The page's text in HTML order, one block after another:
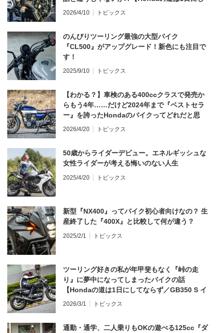
てならず／CB1000F ①第一印象 編】
2026/4/10 トピックス
のんびりツーリング最強の大型バイク
『CL500』がアップグレード！新色にも注目で
す！
2025/9/10 トピックス
【わかる？】車検のある400ccクラスで発売か
らもう4年……だけど2024年まで『ベストセラ
ー』を誇ったHondaのバイクってどれだと思
う？
2026/4/20 トピックス
50歳からライダーデビュー。エネルギッシュな
女性ライダーが考える悔いのない人生
2025/4/20 トピックス
新型『NX400』ってバイク初心者向けなの？ 生
産終了した『400X』と比較して何が違う？
2025/2/1 トピックス
ツーリング好きの私が年甲斐もなく『峠の走
り』に夢中になってしまったバイクの話
【Hondaの道は1日にしてならず／GB350 S イ
ンプレ・レビュー 前編】
2026/3/1 トピックス
通勤・通学、二人乗りもOKの遊べる125cc『ダ